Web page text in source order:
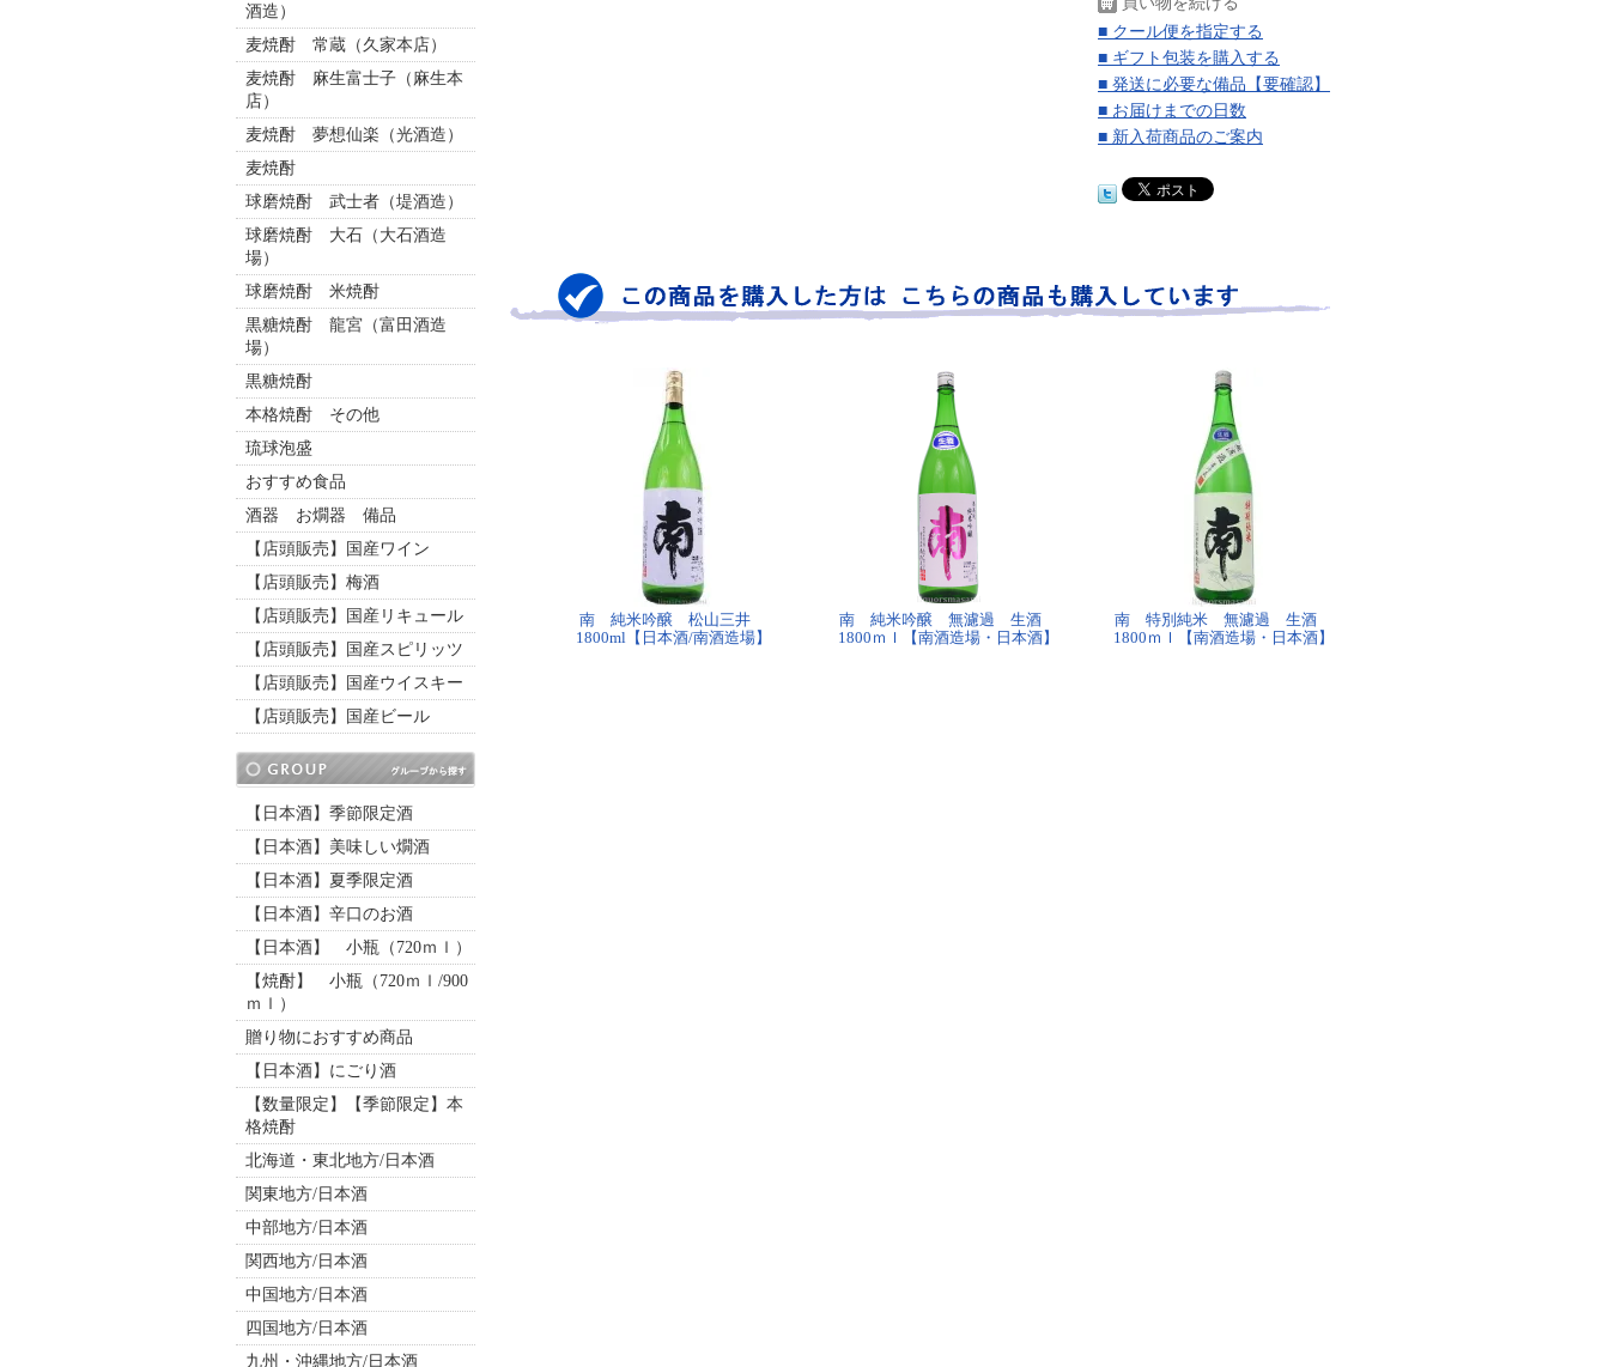
酒造）
麦焼酎 常蔵（久家本店）
麦焼酎 麻生富士子（麻生本
店）
麦焼酎 夢想仙楽（光酒造）
麦焼酎
球磨焼酎 武士者（堤酒造）
球磨焼酎 大石（大石酒造
場）
球磨焼酎 米焼酎
黒糖焼酎 龍宮（富田酒造
場）
黒糖焼酎
本格焼酎 その他
琉球泡盛
おすすめ食品
酒器 お燗器 備品
【店頭販売】国産ワイン
【店頭販売】梅酒
【店頭販売】国産リキュール
【店頭販売】国産スピリッツ
【店頭販売】国産ウイスキー
【店頭販売】国産ビール
【日本酒】季節限定酒
【日本酒】美味しい燗酒
【日本酒】夏季限定酒
【日本酒】辛口のお酒
【日本酒】 小瓶（720ｍｌ）
【焼酎】 小瓶（720ｍｌ/900
ｍｌ）
贈り物におすすめ商品
【日本酒】にごり酒
【数量限定】【季節限定】本
格焼酎
北海道・東北地方/日本酒
関東地方/日本酒
中部地方/日本酒
関西地方/日本酒
中国地方/日本酒
四国地方/日本酒
九州・沖縄地方/日本酒
■ クール便を指定する
■ ギフト包装を購入する
■ 発送に必要な備品【要確認】
■ お届けまでの日数
■ 新入荷商品のご案内
南 純米吟醸 松山三井
1800ml【日本酒/南酒造場】
南 純米吟醸 無濾過 生酒
1800ｍｌ【南酒造場・日本酒】
南 特別純米 無濾過 生酒
1800ｍｌ【南酒造場・日本酒】